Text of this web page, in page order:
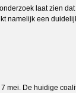
laat zien
een
De huidige